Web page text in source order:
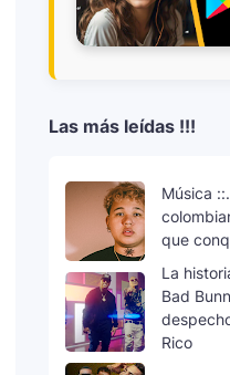
Las más leídas !!!
Música
que
La
Bad
Rico